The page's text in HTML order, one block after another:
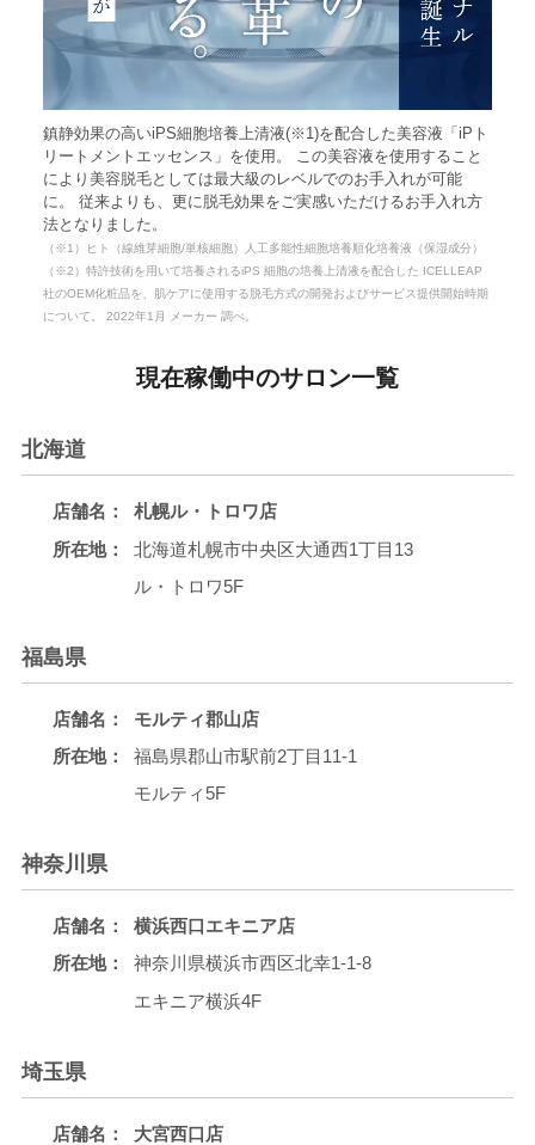
鎮静効果の高いiPS細胞培養上清液(※1)を配合した美容液「iPト
リートメントエッセンス」を使用。 この美容液を使用すること
により美容脱毛としては最大級のレベルでのお手入れが可能
に。 従来よりも、更に脱毛効果をご実感いただけるお手入れ方
法となりました。
（※1）ヒト（線維芽細胞/単核細胞）人工多能性細胞培養順化培養液（保湿成分）
（※2）特許技術を用いて培養されるiPS 細胞の培養上清液を配合した ICELLEAP
社のOEM化粧品を、肌ケアに使用する脱毛方式の開発およびサービス提供開始時期
について。 2022年1月 メーカー 調べ。
現在稼働中のサロン一覧
北海道
店舗名：
札幌ル・トロワ店
所在地：
北海道札幌市中央区大通西1丁目13
ル・トロワ5F
福島県
店舗名：
モルティ郡山店
所在地：
福島県郡山市駅前2丁目11-1
モルティ5F
神奈川県
店舗名：
横浜西口エキニア店
所在地：
神奈川県横浜市西区北幸1-1-8
エキニア横浜4F
埼玉県
店舗名：
大宮西口店